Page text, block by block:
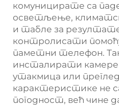
комуницирате са
осветљење,
и табле за резултате
контролисати
паметни телефон.
инсталирати камере
утакмица или
карактеристике не
погодност, већ чине